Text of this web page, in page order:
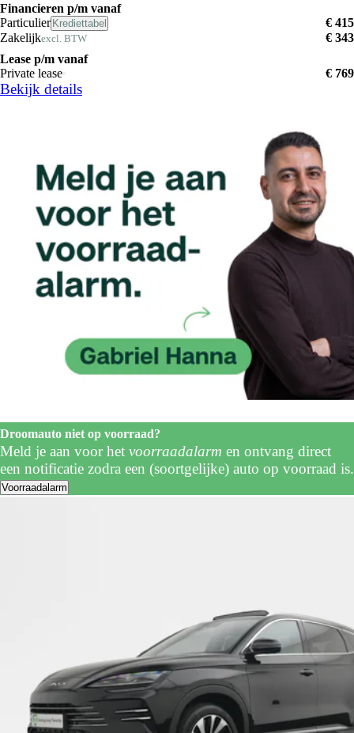
Financieren p/m vanaf
Particulier Krediettabel
€ 415
Zakelijkexcl. BTW
€ 343
Lease p/m vanaf
Private lease
€ 769
Bekijk details
Droomauto niet op voorraad?
Meld je aan voor het voorraadalarm en ontvang direct
een notificatie zodra een (soortgelijke) auto op voorraad is.
Voorraadalarm